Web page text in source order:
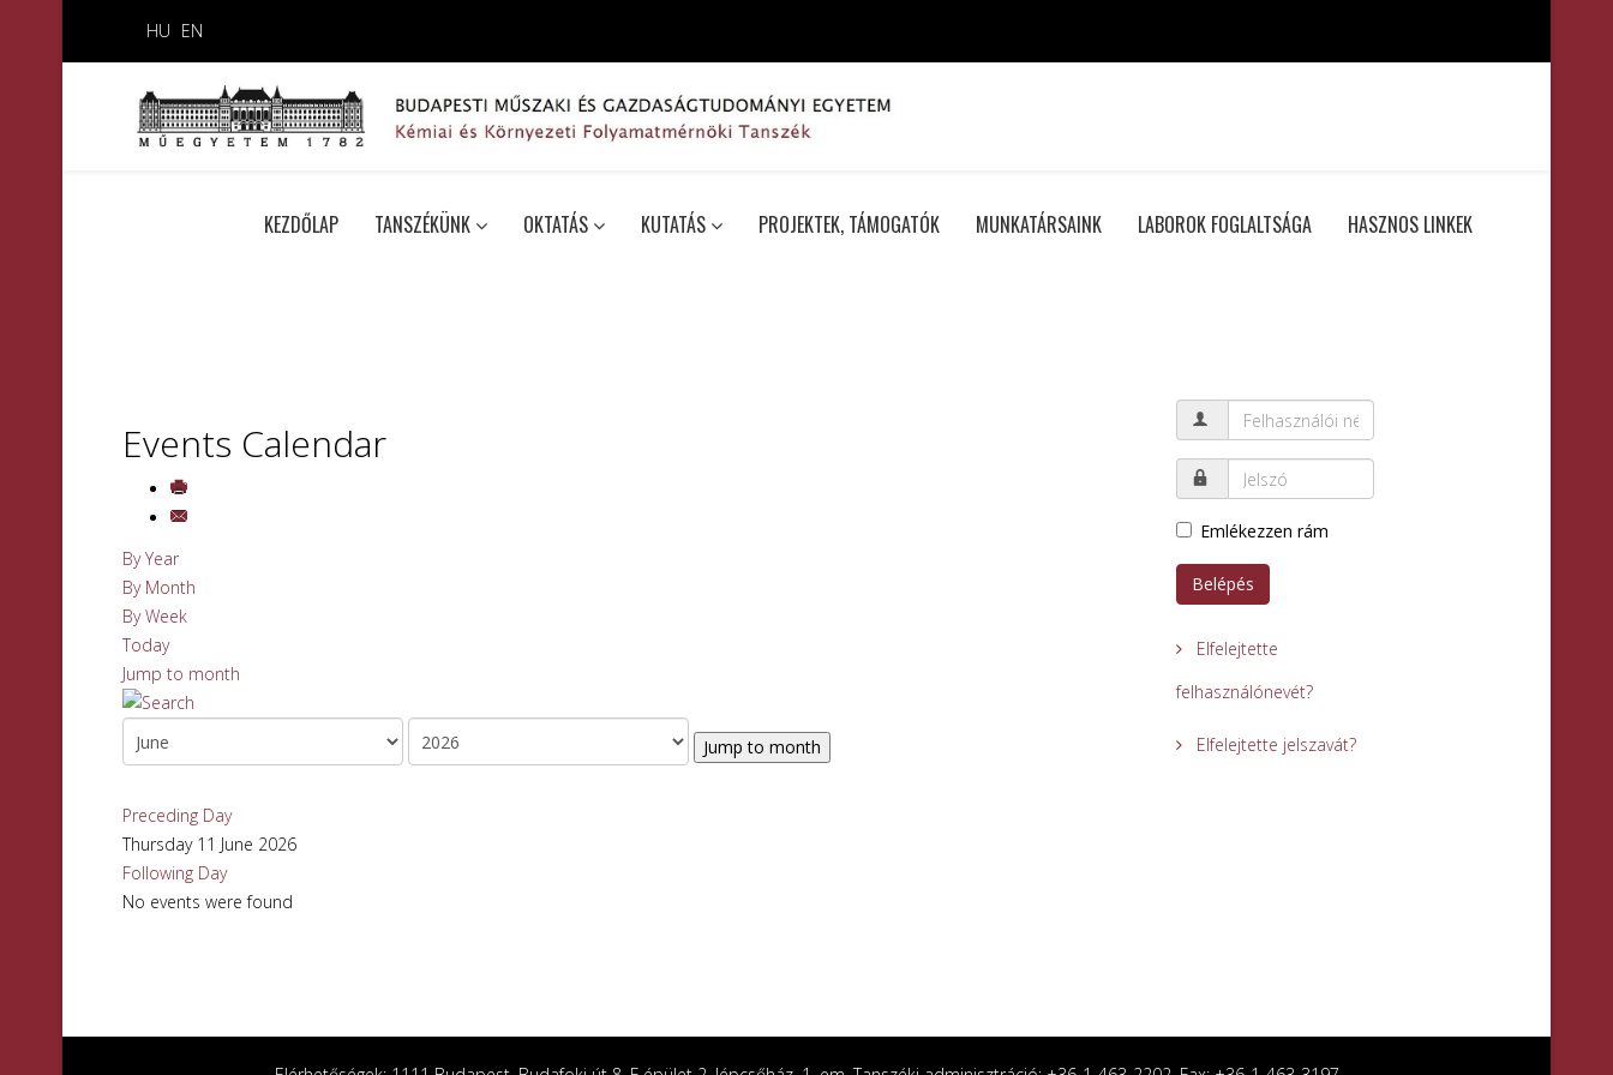
HU EN
KEZDŐLAP TANSZÉKÜNK OKTATÁS KUTATÁS PROJEKTEK, TÁMOGATÓK MUNKATÁRSAINK LABOROK FOGLALTSÁGA HASZNOS LINKEK
Events Calendar
By Year
By Month
By Week
Today
Jump to month
Jump to month
Preceding Day
Thursday 11 June 2026
Following Day
No events were found
Emlékezzen rám
Belépés
Elfelejtette
felhasználónevét?
Elfelejtette jelszavát?